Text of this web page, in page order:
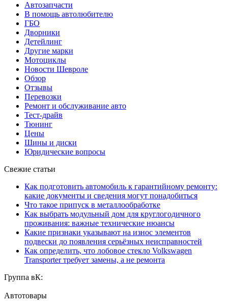
Автозапчасти
В помощь автолюбителю
ГБО
Дворники
Детейлинг
Другие марки
Мотоциклы
Новости Шевроле
Обзор
Отзывы
Перевозки
Ремонт и обслуживание авто
Тест-драйв
Тюнинг
Цены
Шины и диски
Юридические вопросы
Свежие статьи
Как подготовить автомобиль к гарантийному ремонту:
какие документы и сведения могут понадобиться
Что такое припуск в металлообработке
Как выбрать модульный дом для круглогодичного
проживания: важные технические нюансы
Какие признаки указывают на износ элементов
подвески до появления серьёзных неисправностей
Как определить, что лобовое стекло Volkswagen
Transporter требует замены, а не ремонта
Группа вК:
Автотовары